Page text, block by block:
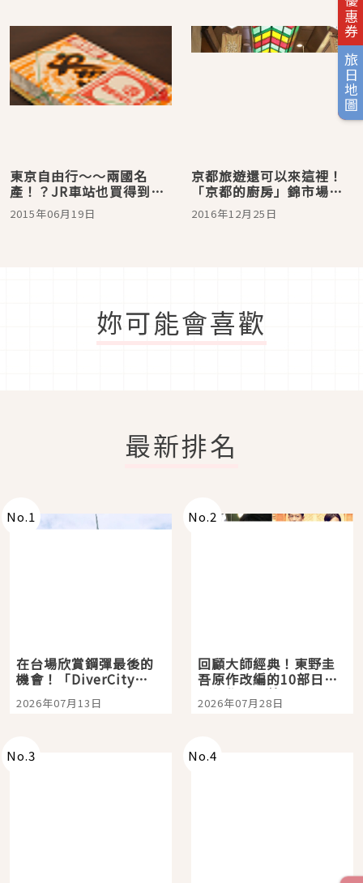
旅日地圖
東京自由行～～兩國名
產！？JR車站也買得到的
「國技館烤雞串」實在是
太好吃啦
2015年06月19日
京都旅遊還可以來這裡！
「京都的廚房」錦市場體
驗京都飲食文化
2016年12月25日
妳可能會喜歡
最新排名
No.1
在台場欣賞鋼彈最後的
機會！「DiverCity
Tokyo Plaza」搭船、
購物、美食及夜景，一
2026年07月13日
No.2
回顧大師經典！東野圭
吾原作改編的10部日本
影視作品推薦
2026年07月28日
No.3 No.4